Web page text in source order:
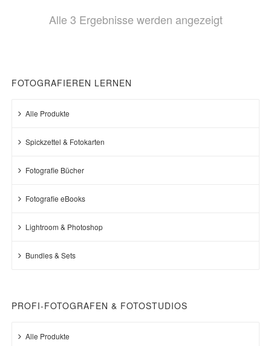
Alle 3 Ergebnisse werden angezeigtNach
FOTOGRAFIEREN LERNEN
Alle Produkte
Spickzettel & Fotokarten
Fotografie Bücher
Fotografie eBooks
Lightroom & Photoshop
Bundles & Sets
PROFI-FOTOGRAFEN & FOTOSTUDIOS
Alle Produkte